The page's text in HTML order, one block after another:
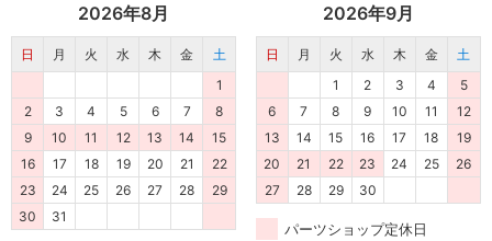
2026年8月
日 月 火 水 木 金
土
1
2
3 4 5 6 7
8
9
10 11 12 13 14
15
16
17 18 19 20 21
22
23
24 25 26 27 28
29
30
31
2026年9月
日 月 火 水 木 金
土
1
2 3 4
5
6
7 8 9 10 11
12
13
14 15 16 17 18
19
20
21 22 23 24 25
26
27
28 29 30
パーツショップ定休日